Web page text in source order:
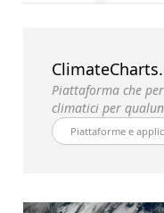
Piattaforma che
climatici per
Piattaforme e